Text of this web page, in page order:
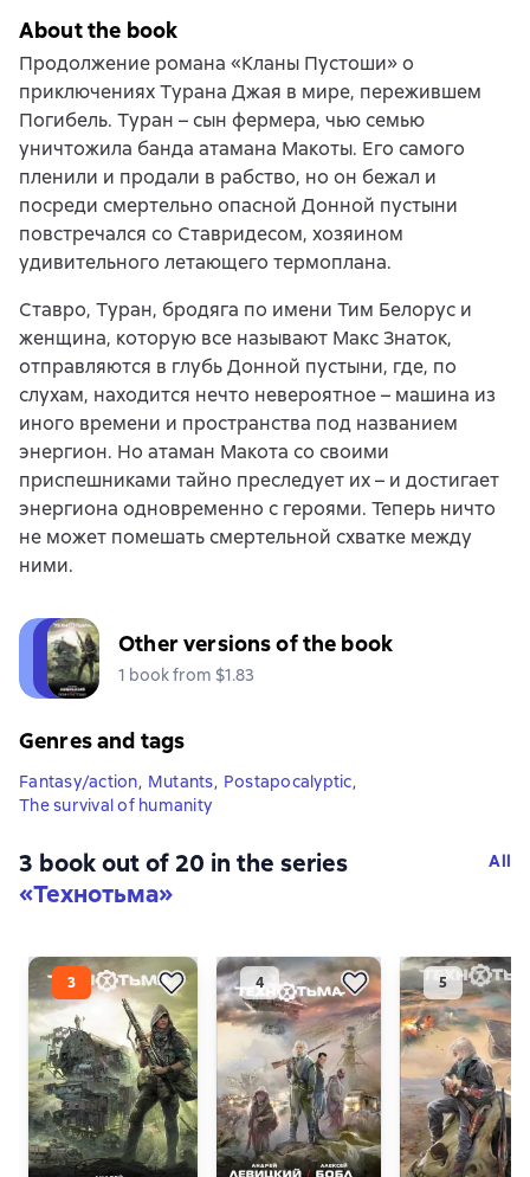
About the book
Продолжение романа «Кланы Пустоши» о
приключениях Турана Джая в мире, пережившем
Погибель. Туран – сын фермера, чью семью
уничтожила банда атамана Макоты. Его самого
пленили и продали в рабство, но он бежал и
посреди смертельно опасной Донной пустыни
повстречался со Ставридесом, хозяином
удивительного летающего термоплана.
Ставро, Туран, бродяга по имени Тим Белорус и
женщина, которую все называют Макс Знаток,
отправляются в глубь Донной пустыни, где, по
слухам, находится нечто невероятное – машина из
иного времени и пространства под названием
энергион. Но атаман Макота со своими
приспешниками тайно преследует их – и достигает
энергиона одновременно с героями. Теперь ничто
не может помешать смертельной схватке между
ними.
Other versions of the book
1 book from $1.83
Genres and tags
Fantasy/action, Mutants, Postapocalyptic,
The survival of humanity
3 book out of 20 in the series
«Технотьма»
All